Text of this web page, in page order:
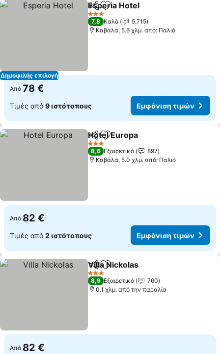
Δημοφιλής επιλογή
Κοινοποίηση
Προσθήκη στα αγαπημένα
Esperia Hotel
3 Αστέρια
7,8 Καλό
5.715
Καβάλα, 5.6 χλμ. από: Παλιό
Από 78 €
Τιμές από 9 ιστότοπους Εμφάνιση τιμών
Κοινοποίηση
Προσθήκη στα αγαπημένα
Hotel Europa
3 Αστέρια
8,6 Εξαιρετικό
897
Καβάλα, 5.0 χλμ. από: Παλιό
Από 82 €
Τιμές από 2 ιστότοπους Εμφάνιση τιμών
Κοινοποίηση
Προσθήκη στα αγαπημένα
Villa Nickolas
3 Αστέρια
8,9 Εξαιρετικό
760
0.1 χλμ. από την παραλία
Από 82 €